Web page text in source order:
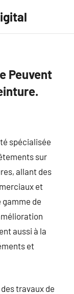
Peuvent
spécialisée
sur
allant des
et
de
aussi à la
et
travaux de